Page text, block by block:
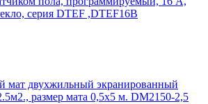
серия DTEF ,DTEF16B
мат двухжильный экранированный
размер мата 0,5х5 м. DM2150-2,5